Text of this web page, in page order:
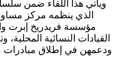
ويأتي هذا اللقاء ضمن
الذي ينظمه مركز
مؤسسة فريدريخ إبرت
القيادات النسائية
ودعمهن في إطلاق مبادرات